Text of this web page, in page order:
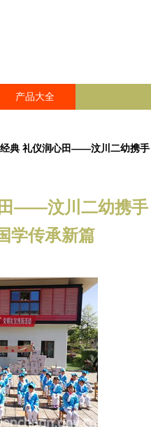
产品大全
典 礼仪润心田——汶川二幼携手
——汶川二幼携手
学传承新篇